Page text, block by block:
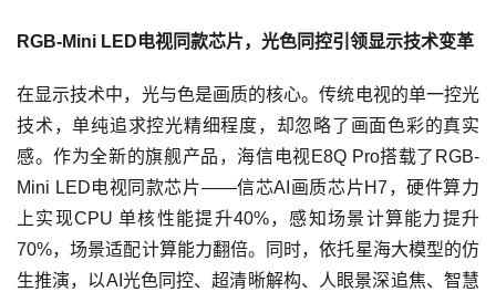
RGB-Mini LED电视同款芯片，光色同控引领显示技术变革
在显示技术中，光与色是画质的核心。传统电视的单一控光
技术，单纯追求控光精细程度，却忽略了画面色彩的真实
感。作为全新的旗舰产品，海信电视E8Q Pro搭载了RGB-
Mini LED电视同款芯片——信芯AI画质芯片H7，硬件算力
上实现CPU 单核性能提升40%，感知场景计算能力提升
70%，场景适配计算能力翻倍。同时，依托星海大模型的仿
生推演，以AI光色同控、超清晰解构、人眼景深追焦、智慧